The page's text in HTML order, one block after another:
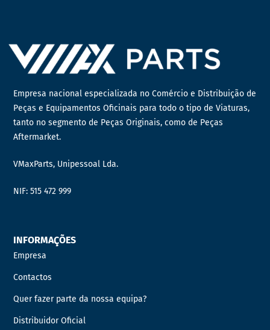
Empresa nacional especializada no Comércio e Distribuição de
Peças e Equipamentos Oficinais para todo o tipo de Viaturas,
tanto no segmento de Peças Originais, como de Peças
Aftermarket.
VMaxParts, Unipessoal Lda.
NIF: 515 472 999
INFORMAÇÕES
Empresa
Contactos
Quer fazer parte da nossa equipa?
Distribuidor Oficial